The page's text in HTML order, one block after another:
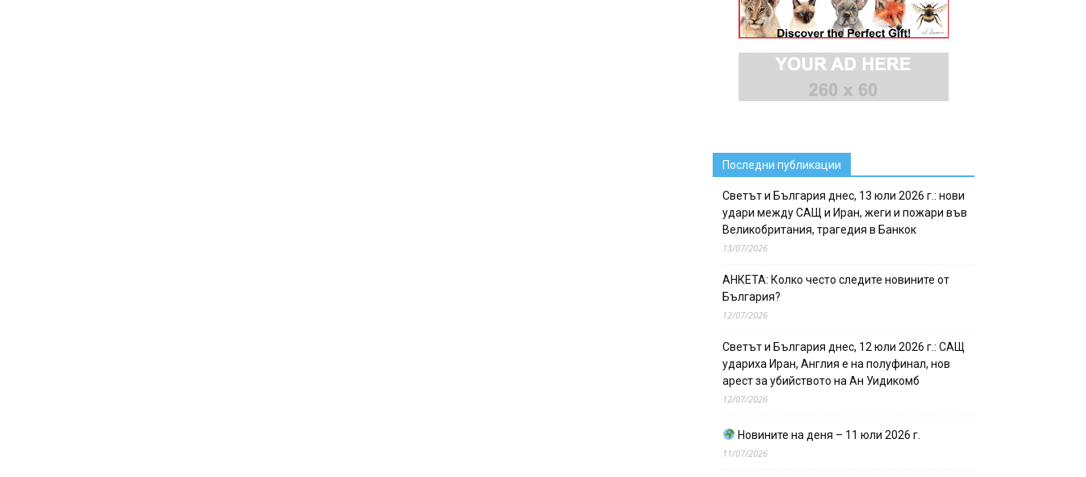
Последни публикации
Светът и България днес, 13 юли 2026 г.: нови
удари между САЩ и Иран, жеги и пожари във
Великобритания, трагедия в Банкок
13/07/2026
АНКЕТА: Колко често следите новините от
България?
12/07/2026
Светът и България днес, 12 юли 2026 г.: САЩ
удариха Иран, Англия е на полуфинал, нов
арест за убийството на Ан Уидикомб
12/07/2026
Новините на деня – 11 юли 2026 г.
11/07/2026